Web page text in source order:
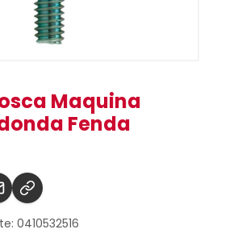
Maquina
Fenda
0410532516